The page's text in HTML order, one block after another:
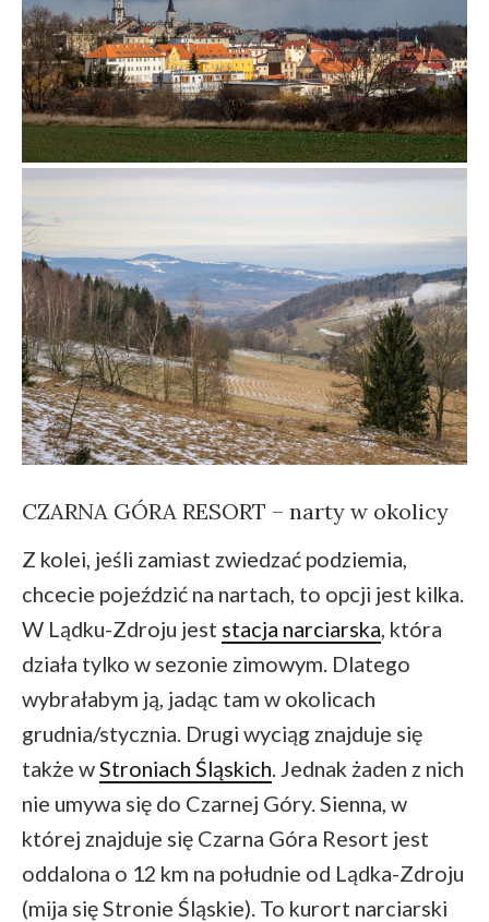
CZARNA GÓRA RESORT – narty w okolicy
Z kolei, jeśli zamiast zwiedzać podziemia,
chcecie pojeździć na nartach, to opcji jest kilka.
W Lądku-Zdroju jest stacja narciarska , która
działa tylko w sezonie zimowym. Dlatego
wybrałabym ją, jadąc tam w okolicach
grudnia/stycznia. Drugi wyciąg znajduje się
także wStroniach Śląskich . Jednak żaden z nich
nie umywa się do Czarnej Góry. Sienna, w
której znajduje się Czarna Góra Resort jest
oddalona o 12 km na południe od Lądka-Zdroju
(mija się Stronie Śląskie). To kurort narciarski